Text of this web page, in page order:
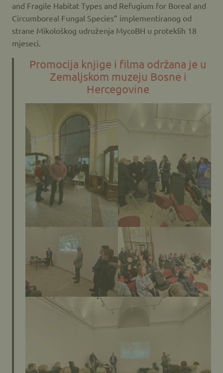
and Fragile Habitat Types and Refugium for Boreal and
Circumboreal Fungal Species” implementiranog od
strane Mikološkog udruženja MycoBH u proteklih 18
mjeseci.
Promocija knjige i filma održana je u
Zemaljskom muzeju Bosne i
Hercegovine